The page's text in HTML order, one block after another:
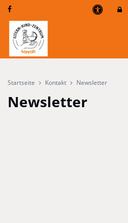
Startseite Kontakt Newsletter
Newsletter